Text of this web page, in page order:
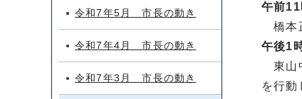
午前
橋本
午後1
東山
を行
令和7年5月 市長の動き
令和7年4月 市長の動き
令和7年3月 市長の動き